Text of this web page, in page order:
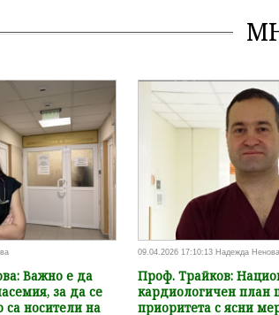
Важно е да
за да се
са носители на
09.04.2026 17:10:13 Надежда Ненова
Проф. Трайков:
кардиологичен план
приоритета с ясни